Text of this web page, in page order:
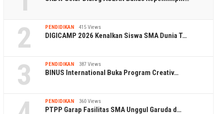
2 PENDIDIKAN 415 Views
DIGICAMP 2026 Kenalkan Siswa SMA Dunia T…
3 PENDIDIKAN 387 Views
BINUS International Buka Program Creativ…
PENDIDIKAN 360 Views
PTPP Garap Fasilitas SMA Unggul Garuda d…